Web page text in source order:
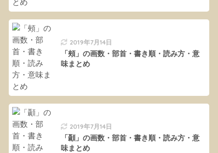
2019年7月14日
「頰」の画数・部首・書き順・読み方・意
味まとめ
2019年7月14日
「顳」の画数・部首・書き順・読み方・意
味まとめ